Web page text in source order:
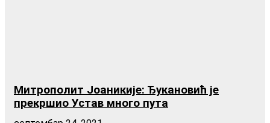
Митрополит Јоаникије: Ђукановић је
прекршио Устав много пута